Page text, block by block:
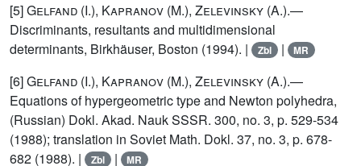
[5]Gelfand (I.), Kapranov (M.), Zelevinsky (A.).—
Discriminants, resultants and multidimensional
determinants, Birkhäuser, Boston (1994). |
Zbl | MR
[6]Gelfand (I.), Kapranov (M.), Zelevinsky (A.).—
Equations of hypergeometric type and Newton polyhedra,
(Russian) Dokl. Akad. Nauk SSSR. 300, no. 3, p. 529-534
(1988); translation in Soviet Math. Dokl. 37, no. 3, p. 678-
682 (1988). |
Zbl | MR